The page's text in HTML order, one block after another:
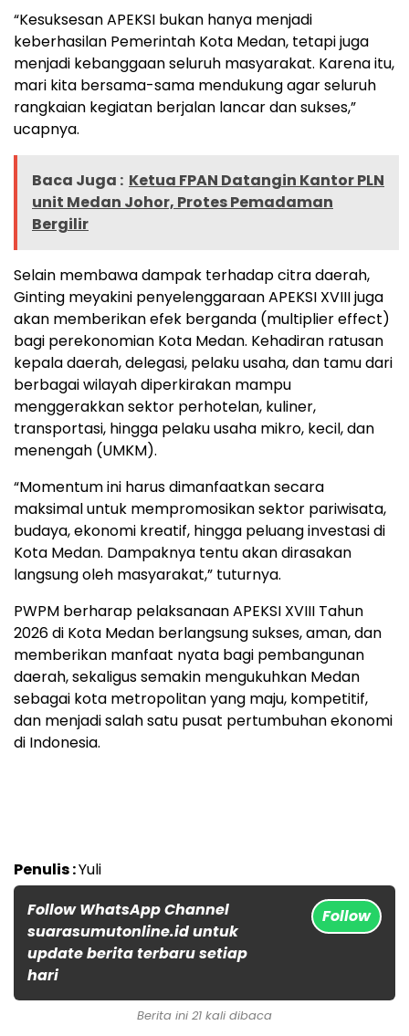
“Kesuksesan APEKSI bukan hanya menjadi
keberhasilan Pemerintah Kota Medan, tetapi juga
menjadi kebanggaan seluruh masyarakat. Karena itu,
mari kita bersama-sama mendukung agar seluruh
rangkaian kegiatan berjalan lancar dan sukses,”
ucapnya.
Baca Juga : Ketua FPAN Datangin Kantor PLN
unit Medan Johor, Protes Pemadaman
Bergilir
Selain membawa dampak terhadap citra daerah,
Ginting meyakini penyelenggaraan APEKSI XVIII juga
akan memberikan efek berganda (multiplier effect)
bagi perekonomian Kota Medan. Kehadiran ratusan
kepala daerah, delegasi, pelaku usaha, dan tamu dari
berbagai wilayah diperkirakan mampu
menggerakkan sektor perhotelan, kuliner,
transportasi, hingga pelaku usaha mikro, kecil, dan
menengah (UMKM).
“Momentum ini harus dimanfaatkan secara
maksimal untuk mempromosikan sektor pariwisata,
budaya, ekonomi kreatif, hingga peluang investasi di
Kota Medan. Dampaknya tentu akan dirasakan
langsung oleh masyarakat,” tuturnya.
PWPM berharap pelaksanaan APEKSI XVIII Tahun
2026 di Kota Medan berlangsung sukses, aman, dan
memberikan manfaat nyata bagi pembangunan
daerah, sekaligus semakin mengukuhkan Medan
sebagai kota metropolitan yang maju, kompetitif,
dan menjadi salah satu pusat pertumbuhan ekonomi
di Indonesia.
Penulis :Yuli
Follow WhatsApp Channel
suarasumutonline.id untuk
update berita terbaru setiap
hari
Follow
Berita ini 21 kali dibaca